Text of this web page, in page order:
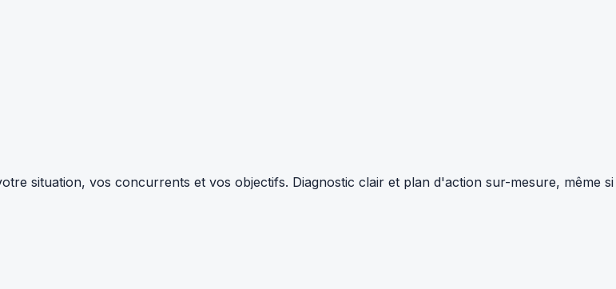
situation, vos concurrents et vos objectifs. Diagnostic clair et plan d'action sur-mesure, même si